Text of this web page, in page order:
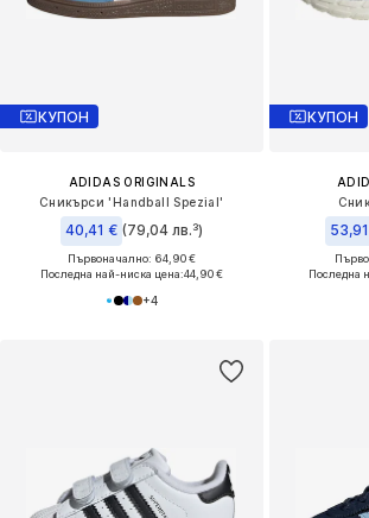
КУПОН
ADIDAS ORIGINALS
Сникърси 'Handball Spezial'
40,41 € (79,04 лв.³)
Първоначално: 64,90 €
Последна най-ниска цена:44,90 €
+4
КУПОН
Последна